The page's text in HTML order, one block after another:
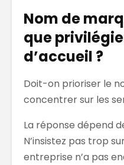
Nom de
que
d’accueil ?
Doit-on prioriser le
concentrer sur les
La réponse dépend
N’insistez pas trop
entreprise n’a pas